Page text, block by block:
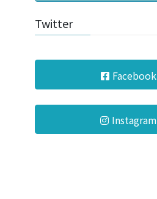
Twitter
Facebook
Instagram